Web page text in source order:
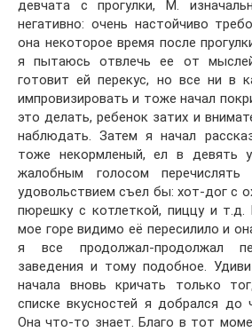
девчата с прогулки, М.
негативно: очень настойчиво
она некоторое время после
я пытаюсь отвлечь ее от
готовит ей перекус, но все ни в
импровизировать и тоже начал
это делать, ребенок затих и
наблюдать. Затем я начал
тоже некормленый, ел в девять
жалобным голосом
удовольствием съел бы: хот-дог с
пюрешку с котлеткой, пиццу и
мое горе видимо её пересилило и
я все продолжал-продолжал
заведения и тому подобное.
начала вновь кричать только
списке вкусностей я добрался до
Она что-то знает. Благо в тот